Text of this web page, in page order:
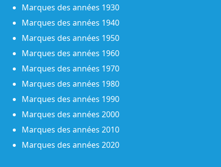
Marques des années 1930
Marques des années 1940
Marques des années 1950
Marques des années 1960
Marques des années 1970
Marques des années 1980
Marques des années 1990
Marques des années 2000
Marques des années 2010
Marques des années 2020